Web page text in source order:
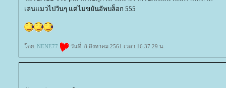
เล่นแมวไปวันๆ แต่ไม่ขยันอัพบล็อก 555
ดย: NENE77 วันที่: 8 สิงหาคม 2561 เวลา:16:37:29 น.